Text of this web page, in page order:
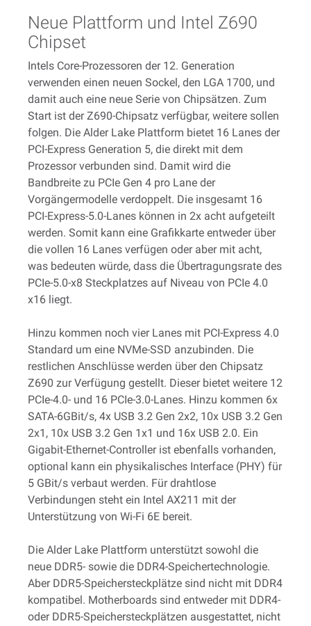
Neue Plattform und Intel Z690
Chipset
Intels Core-Prozessoren der 12. Generation
verwenden einen neuen Sockel, den LGA 1700, und
damit auch eine neue Serie von Chipsätzen. Zum
Start ist der Z690-Chipsatz verfügbar, weitere sollen
folgen. Die Alder Lake Plattform bietet 16 Lanes der
PCI-Express Generation 5, die direkt mit dem
Prozessor verbunden sind. Damit wird die
Bandbreite zu PCIe Gen 4 pro Lane der
Vorgängermodelle verdoppelt. Die insgesamt 16
PCI-Express-5.0-Lanes können in 2x acht aufgeteilt
werden. Somit kann eine Grafikkarte entweder über
die vollen 16 Lanes verfügen oder aber mit acht,
was bedeuten würde, dass die Übertragungsrate des
PCIe-5.0-x8 Steckplatzes auf Niveau von PCIe 4.0
x16 liegt.
Hinzu kommen noch vier Lanes mit PCI-Express 4.0
Standard um eine NVMe-SSD anzubinden. Die
restlichen Anschlüsse werden über den Chipsatz
Z690 zur Verfügung gestellt. Dieser bietet weitere 12
PCIe-4.0- und 16 PCIe-3.0-Lanes. Hinzu kommen 6x
SATA-6GBit/s, 4x USB 3.2 Gen 2x2, 10x USB 3.2 Gen
2x1, 10x USB 3.2 Gen 1x1 und 16x USB 2.0. Ein
Gigabit-Ethernet-Controller ist ebenfalls vorhanden,
optional kann ein physikalisches Interface (PHY) für
5 GBit/s verbaut werden. Für drahtlose
Verbindungen steht ein Intel AX211 mit der
Unterstützung von Wi-Fi 6E bereit.
Die Alder Lake Plattform unterstützt sowohl die
neue DDR5- sowie die DDR4-Speichertechnologie.
Aber DDR5-Speichersteckplätze sind nicht mit DDR4
kompatibel. Motherboards sind entweder mit DDR4-
oder DDR5-Speichersteckplätzen ausgestattet, nicht